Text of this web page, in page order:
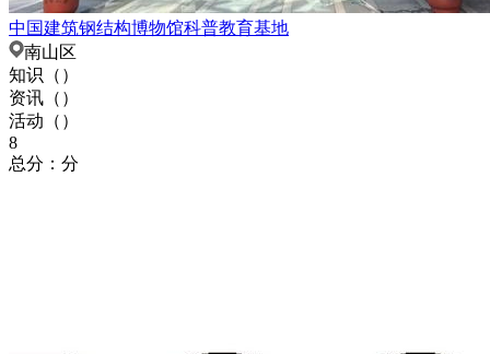
中国建筑钢结构博物馆科普教育基地
南山区
知识（ ）
资讯（ ）
活动（ ）
8
总分：分